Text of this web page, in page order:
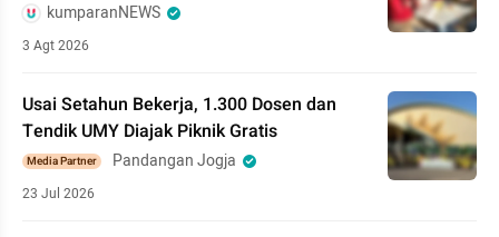
kumparanNEWS
3 Agt 2026
Usai Setahun Bekerja, 1.300 Dosen dan
Tendik UMY Diajak Piknik Gratis
Media Partner Pandangan Jogja
23 Jul 2026